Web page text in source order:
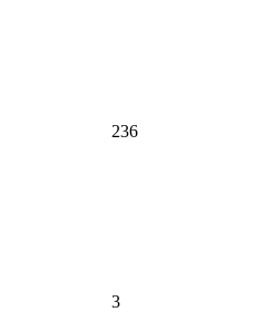
236
3